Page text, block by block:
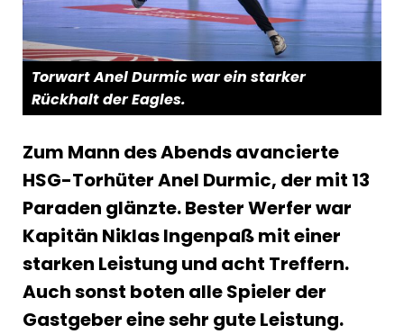
Torwart Anel Durmic war ein starker
Rückhalt der Eagles.
Zum Mann des Abends avancierte
HSG-Torhüter Anel Durmic, der mit 13
Paraden glänzte. Bester Werfer war
Kapitän Niklas Ingenpaß mit einer
starken Leistung und acht Treffern.
Auch sonst boten alle Spieler der
Gastgeber eine sehr gute Leistung.